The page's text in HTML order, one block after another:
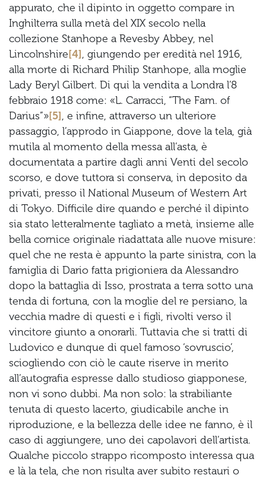
appurato, che il dipinto in oggetto compare in
Inghilterra sulla metà del XIX secolo nella
collezione Stanhope a Revesby Abbey, nel
Lincolnshire[4], giungendo per eredità nel 1916,
alla morte di Richard Philip Stanhope, alla moglie
Lady Beryl Gilbert. Di qui la vendita a Londra l’8
febbraio 1918 come: «L. Carracci, “The Fam. of
Darius”»[5], e infine, attraverso un ulteriore
passaggio, l’approdo in Giappone, dove la tela, già
mutila al momento della messa all’asta, è
documentata a partire dagli anni Venti del secolo
scorso, e dove tuttora si conserva, in deposito da
privati, presso il National Museum of Western Art
di Tokyo. Difficile dire quando e perché il dipinto
sia stato letteralmente tagliato a metà, insieme alle
bella cornice originale riadattata alle nuove misure:
quel che ne resta è appunto la parte sinistra, con la
famiglia di Dario fatta prigioniera da Alessandro
dopo la battaglia di Isso, prostrata a terra sotto una
tenda di fortuna, con la moglie del re persiano, la
vecchia madre di questi e i figli, rivolti verso il
vincitore giunto a onorarli. Tuttavia che si tratti di
Ludovico e dunque di quel famoso ‘sovruscio’,
sciogliendo con ciò le caute riserve in merito
all’autografia espresse dallo studioso giapponese,
non vi sono dubbi. Ma non solo: la strabiliante
tenuta di questo lacerto, giudicabile anche in
riproduzione, e la bellezza delle idee ne fanno, è il
caso di aggiungere, uno dei capolavori dell’artista.
Qualche piccolo strappo ricomposto interessa qua
e là la tela, che non risulta aver subito restauri o